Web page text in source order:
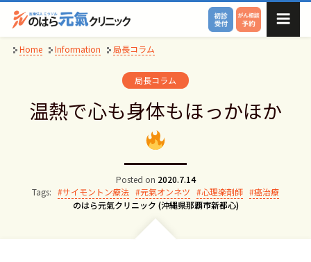
Skip
content
Home Information 局長コラム
局長コラム
温熱で心も身体もほっかほか
Posted on 2020.7.14
Tags:
サイモントン療法 元氣オンネツ 心理楽剤師
癌治療
Author:
のはら元氣クリニック (沖縄県那覇市新都心)